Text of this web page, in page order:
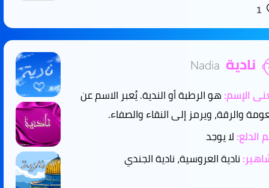
1
نادية Nadia
الإسم:هو الرطبة أو الندية. يُعبر الاسم عن
والرقة، ويرمز إلى النقاء والصفاء.
الدلع:لا يوجد
نادية العروسية، نادية الجندي